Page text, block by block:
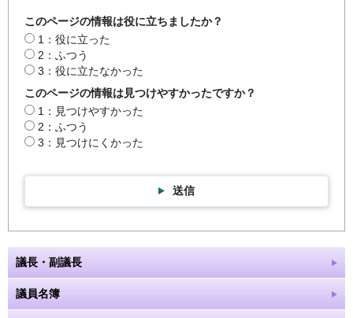
このページの情報は役に立ちましたか？
1：役に立った
2：ふつう
3：役に立たなかった
このページの情報は見つけやすかったですか？
1：見つけやすかった
2：ふつう
3：見つけにくかった
送信
議長・副議長
議員名簿